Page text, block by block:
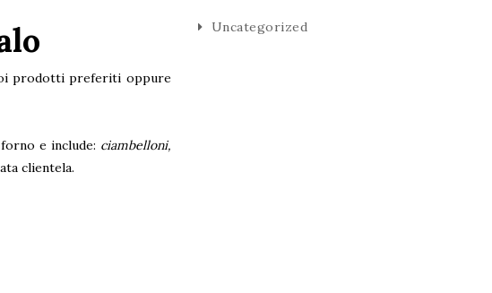
prodotti preferiti oppure
e include: ciambelloni,
clientela.
Uncategorized